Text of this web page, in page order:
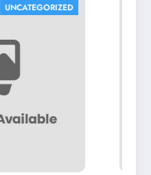
UNCATEGORIZED